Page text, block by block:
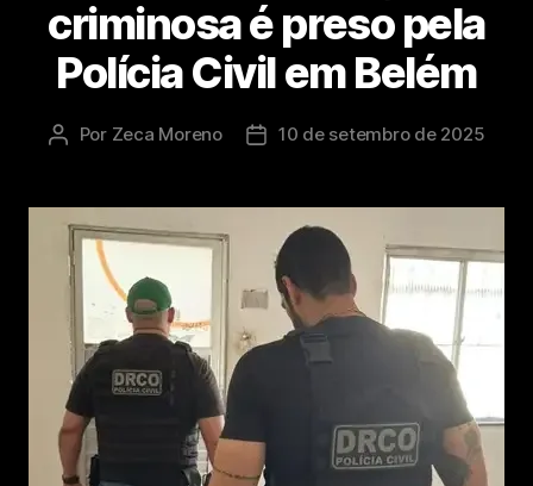
criminosa é preso pela
Polícia Civil em Belém
Por Zeca Moreno 10 de setembro de 2025